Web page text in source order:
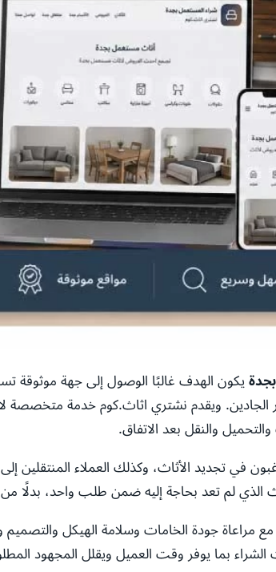
يكون الهدف غالبًا الوصول إلى جهة موثوقة
الجادين. ويقدم نشتري اثاث.كوم خدمة متخصصة
والنقل بعد الاتفاق.
في تجديد الأثاث، وكذلك العملاء المنتقلين
لم تعد بحاجة إليه ضمن طلب واحد، بدلًا
مراعاة جودة الخامات وسلامة الهيكل
بما يوفر وقت العميل ويقلل المجهود